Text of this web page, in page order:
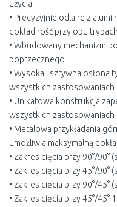
użycia
• Precyzyjnie odlane z
dokładność przy obu
• Wbudowany mechanizm
poprzecznego
• Wysoka i sztywna osłona
wszystkich zastosowaniach
• Unikatowa konstrukcja
wszystkich zastosowaniach
• Metalowa przykładania
umożliwia maksymalną
• Zakres cięcia przy 90°/90°
• Zakres cięcia przy 45°/90°
• Zakres cięcia przy 90°/45°
• Zakres cięcia przy 45°/45°